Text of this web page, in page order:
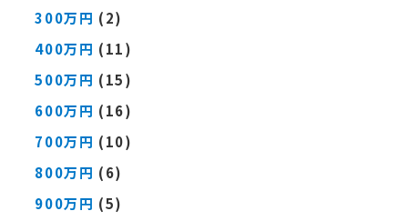
300万円 (2)
400万円 (11)
500万円 (15)
600万円 (16)
700万円 (10)
800万円 (6)
900万円 (5)